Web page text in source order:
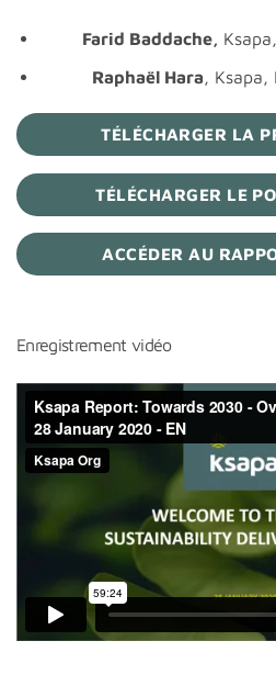
Farid Baddache,
Raphaël Hara ,
TÉLÉCHARGER LA
TÉLÉCHARGER LE
ACCÉDER AU
Enregistrement vidéo